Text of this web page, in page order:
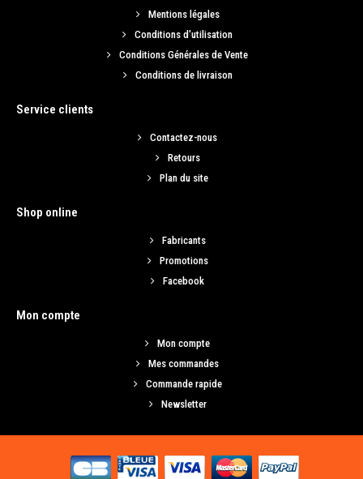
Liquide de frein XERAMIC DOT 4. Produit de synthèse à base de glycol
AJOUTER AU PANIER
Ajouter aux articles préférés
Liquide de frein XERAMIC DOT 5.1 Produit de synthèse à base de glycol,
Mentions légales
Conditions d'utilisation
Conditions Générales de Vente
Conditions de livraison
Service clients
Contactez-nous
Retours
Plan du site
Shop online
Fabricants
Promotions
Facebook
Mon compte
Mon compte
Mes commandes
Commande rapide
Newsletter